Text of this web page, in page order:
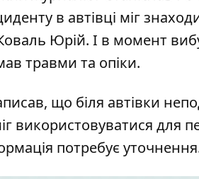
в автівці міг
Юрій. І в момент
травми та опіки.
що біля автівки
використовуватися для
потребує